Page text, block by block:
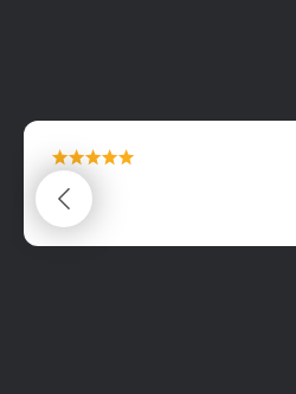
maximální spokojenost
22.06.2025